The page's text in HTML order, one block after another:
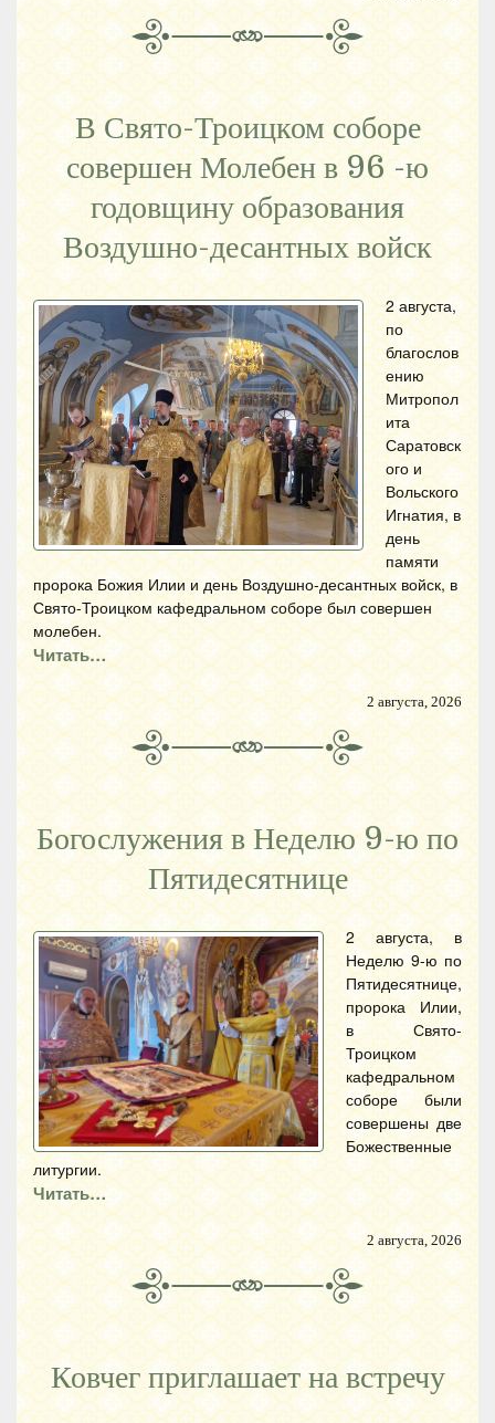
В Свято-Троицком соборе
совершен Молебен в 96 -ю
годовщину образования
Воздушно-десантных войск
2 августа,
по
благослов
ению
Митропол
ита
Саратовск
ого и
Вольского
Игнатия, в
день
памяти
пророка Божия Илии и день Воздушно-десантных войск, в
Свято-Троицком кафедральном соборе был совершен
молебен.
Читать…
2 августа, 2026
Богослужения в Неделю 9-ю по
Пятидесятнице
2 августа, в
Неделю 9-ю по
Пятидесятнице,
пророка Илии,
в Свято-
Троицком
кафедральном
соборе были
совершены две
Божественные
литургии.
Читать…
2 августа, 2026
Ковчег приглашает на встречу